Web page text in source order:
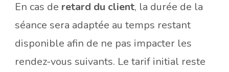
En cas de retard du client, la durée de la
séance sera adaptée au temps restant
disponible afin de ne pas impacter les
rendez-vous suivants. Le tarif initial reste